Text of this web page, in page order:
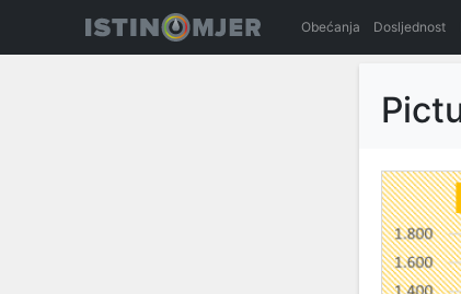
Obećanja Dosljednost